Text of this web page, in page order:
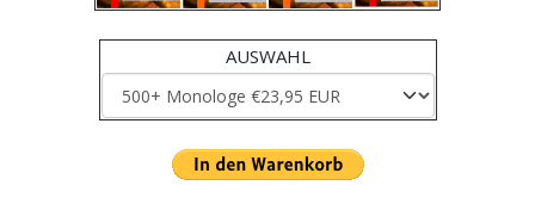
AUSWAHL